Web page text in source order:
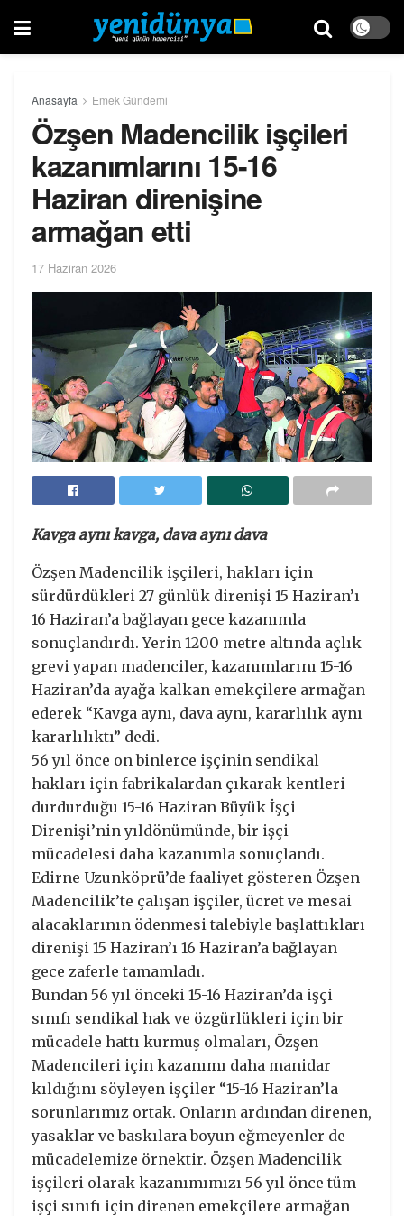
Anasayfa Emek Gündemi
Özşen Madencilik işçileri
kazanımlarını 15-16
Haziran direnişine
armağan etti
17 Haziran 2026
Kavga aynı kavga, dava aynı dava
Özşen Madencilik işçileri, hakları için
sürdürdükleri 27 günlük direnişi 15 Haziran’ı
16 Haziran’a bağlayan gece kazanımla
sonuçlandırdı. Yerin 1200 metre altında açlık
grevi yapan madenciler, kazanımlarını 15-16
Haziran’da ayağa kalkan emekçilere armağan
ederek “Kavga aynı, dava aynı, kararlılık aynı
kararlılıktı” dedi.
56 yıl önce on binlerce işçinin sendikal
hakları için fabrikalardan çıkarak kentleri
durdurduğu 15-16 Haziran Büyük İşçi
Direnişi’nin yıldönümünde, bir işçi
mücadelesi daha kazanımla sonuçlandı.
Edirne Uzunköprü’de faaliyet gösteren Özşen
Madencilik’te çalışan işçiler, ücret ve mesai
alacaklarının ödenmesi talebiyle başlattıkları
direnişi 15 Haziran’ı 16 Haziran’a bağlayan
gece zaferle tamamladı.
Bundan 56 yıl önceki 15-16 Haziran’da işçi
sınıfı sendikal hak ve özgürlükleri için bir
mücadele hattı kurmuş olmaları, Özşen
Madencileri için kazanımı daha manidar
kıldığını söyleyen işçiler “15-16 Haziran’la
sorunlarımız ortak. Onların ardından direnen,
yasaklar ve baskılara boyun eğmeyenler de
mücadelemize örnektir. Özşen Madencilik
işçileri olarak kazanımımızı 56 yıl önce tüm
işçi sınıfı için direnen emekçilere armağan